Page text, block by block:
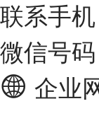
联系手
微信号
企业